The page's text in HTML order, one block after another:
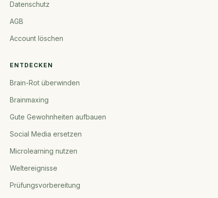
Datenschutz
AGB
Account löschen
ENTDECKEN
Brain-Rot überwinden
Brainmaxing
Gute Gewohnheiten aufbauen
Social Media ersetzen
Microlearning nutzen
Weltereignisse
Prüfungsvorbereitung